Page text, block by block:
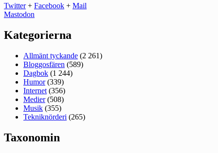
Twitter+ Facebook + Mail
Mastodon
Kategorierna
Allmänt tyckande (2 261)
Bloggosfären (589)
Dagbok (1 244)
Humor(339)
Internet (356)
Medier(508)
Musik (355)
Tekniknörderi (265)
Taxonomin